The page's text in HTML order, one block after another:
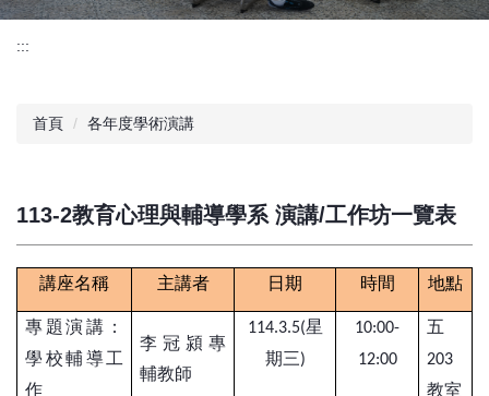
:::
首頁 各年度學術演講
113-2教育心理與輔導學系 演講/工作坊一覽表
講座名稱 主講者 日期 時間 地點
專題演講：
學校輔導工
作
李冠潁專
輔教師
114.3.5(星
期三)
10:00-
12:00
五
203
教室